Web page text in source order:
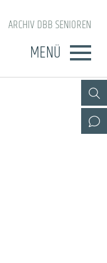
ARCHIV DBB SENIOREN
MENÜ